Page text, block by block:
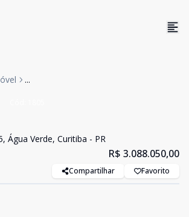
...
Água Verde, Curitiba - PR
R$ 3.088.050,00
Compartilhar Favorito